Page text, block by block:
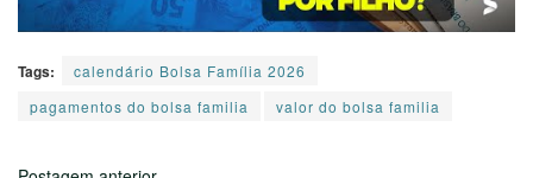
Tags:
calendário Bolsa Família 2026
pagamentos do bolsa familia
valor do bolsa familia